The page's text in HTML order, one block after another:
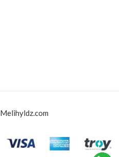
Melihyldz.com